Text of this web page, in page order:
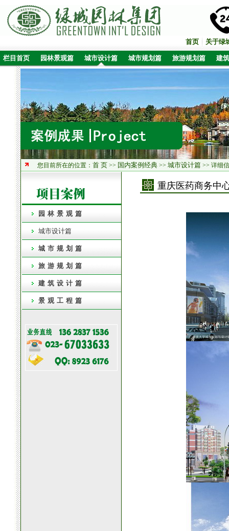
首页 关于绿
栏目首页 园林景观篇 城市设计篇 城市规划篇 旅游规划篇 建
您目前所在的位置： 首 页 >> 国内案例经典 >> 城市设计篇 >> 详细
园林景观篇
城市设计篇
城市规划篇
旅游规划篇
建筑设计篇
景观工程篇
重庆医药商务中